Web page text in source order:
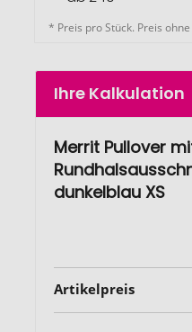
* Preis pro Stück. Preis
Ihre Kalkulation
Merrit Pullover
dunkelblau XS
Artikelpreis